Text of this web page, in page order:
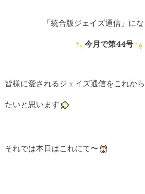
「統合版ジェイズ通信」に
今月で第44号
皆様に愛されるジェイズ通信をこれか
たいと思います
それでは本日はこれにて〜